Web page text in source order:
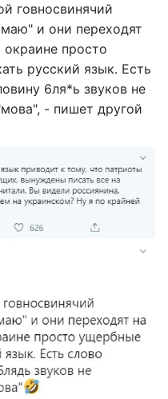
говносвинячий
и они переходят
просто
русский язык. Есть
6ля*ь звуков не
- пишет другой